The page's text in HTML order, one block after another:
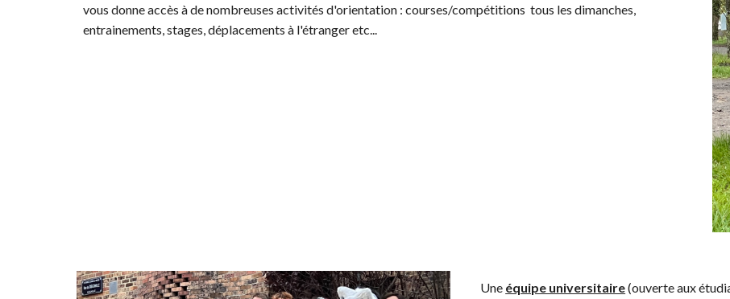
vous donne accès à de nombreuses activités d'orientation : courses/compétitions tous les dimanches,
entrainements, stages, déplacements à l'étranger etc...
Une équipe universitaire(ouverte aux